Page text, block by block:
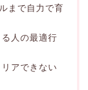
まで自力で育
人の最適行
アできない